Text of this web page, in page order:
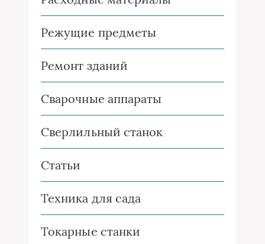
Режущие предметы
Ремонт зданий
Сварочные аппараты
Сверлильный станок
Статьи
Техника для сада
Токарные станки